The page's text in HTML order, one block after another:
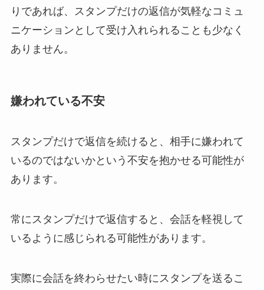
りであれば、スタンプだけの返信が気軽なコミュ
ニケーションとして受け入れられることも少なく
ありません。
嫌われている不安
スタンプだけで返信を続けると、相手に嫌われて
いるのではないかという不安を抱かせる可能性が
あります。
常にスタンプだけで返信すると、会話を軽視して
いるように感じられる可能性があります。
実際に会話を終わらせたい時にスタンプを送るこ